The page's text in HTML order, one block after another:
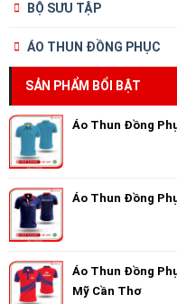
BỘ SƯU TẬP
ÁO THUN ĐỒNG PHỤC
SẢN PHẨM BỔI BẬT
Áo Thun Đồng
Áo Thun Đồng
Áo Thun Đồng
Mỹ Cần Thơ